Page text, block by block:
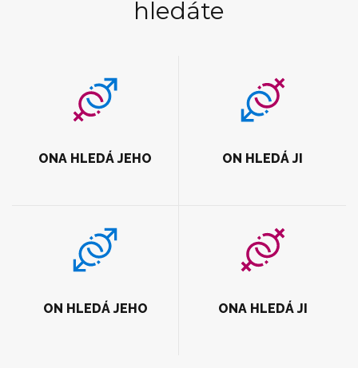
hledáte
ONA HLEDÁ JEHO ON HLEDÁ JI
ON HLEDÁ JEHO ONA HLEDÁ JI